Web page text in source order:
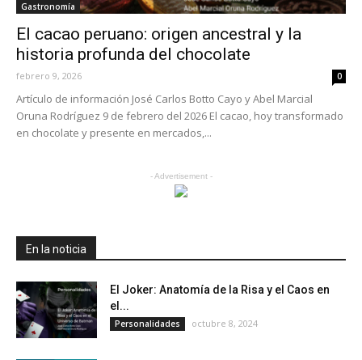
Gastronomía
El cacao peruano: origen ancestral y la
historia profunda del chocolate
febrero 9, 2026 0
Artículo de información José Carlos Botto Cayo y Abel Marcial
Oruna Rodríguez 9 de febrero del 2026 El cacao, hoy transformado
en chocolate y presente en mercados,...
- Advertisement -
En la noticia
El Joker: Anatomía de la Risa y el Caos en
el...
Personalidades octubre 8, 2024